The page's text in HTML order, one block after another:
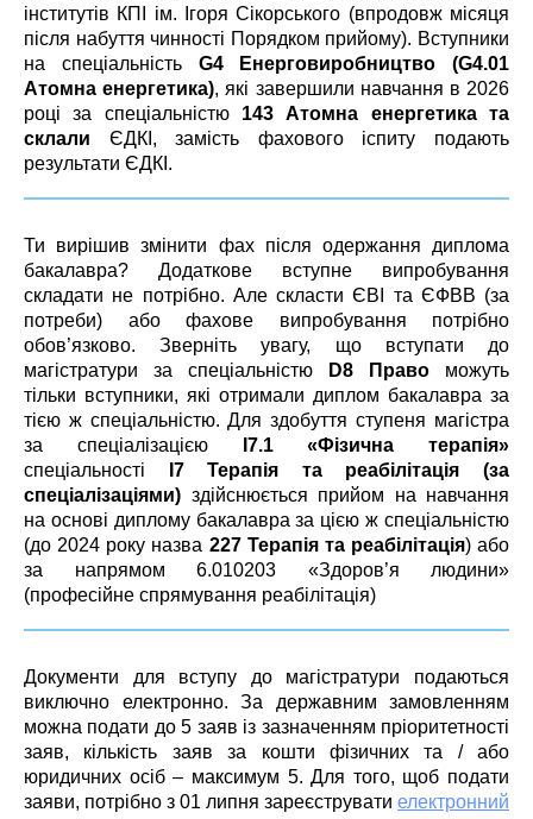
інститутів КПІ ім. Ігоря Сікорського (впродовж місяця
після набуття чинності Порядком прийому). Вступники
на спеціальність G4 Енерговиробництво (G4.01
Атомна енергетика), які завершили навчання в 2026
році за спеціальністю 143 Атомна енергетика та
склали ЄДКІ, замість фахового іспиту подають
результати ЄДКІ.
Ти вирішив змінити фах після одержання диплома
бакалавра? Додаткове вступне випробування
складати не потрібно. Але скласти ЄВІ та ЄФВВ (за
потреби) або фахове випробування потрібно
обов’язково. Зверніть увагу, що вступати до
магістратури за спеціальністю
D8 Право можуть
тільки вступники, які отримали диплом бакалавра за
тією ж спеціальністю. Для здобуття ступеня магістра
за спеціалізацією
I7.1 «Фізична терапія»
спеціальності
I7 Терапія та реабілітація (за
спеціалізаціями) здійснюється прийом на навчання
на основі диплому бакалавра за цією ж спеціальністю
(до 2024 року назва 227 Терапія та реабілітація) або
за напрямом 6.010203 «Здоров’я людини»
(професійне спрямування реабілітація)
Документи для вступу до магістратури подаються
виключно електронно. За державним замовленням
можна подати до 5 заяв із зазначенням пріоритетності
заяв, кількість заяв за кошти фізичних та / або
юридичних осіб – максимум 5. Для того, щоб подати
заяви, потрібно з 01 липня зареєструвати електронний